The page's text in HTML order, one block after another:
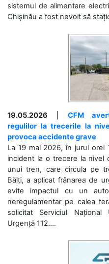
sistemul de alimentare
Chișinău a fost nevoit să
19.05.2026
CFM
regulilor la trecerile la
provoca accidente grave
La 19 mai 2026, în jurul orei
incident la o trecere la nivel
unui tren, care circula pe
Bălți, a aplicat frânarea de
evite impactul cu un
neregulamentar pe calea
solicitat Serviciul
Urgență 112....